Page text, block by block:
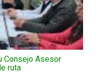
Consejo Asesor
ruta